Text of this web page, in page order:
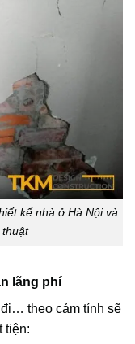
kế nhà ở Hà Nội và
lãng phí
theo cảm tính sẽ
tiện: